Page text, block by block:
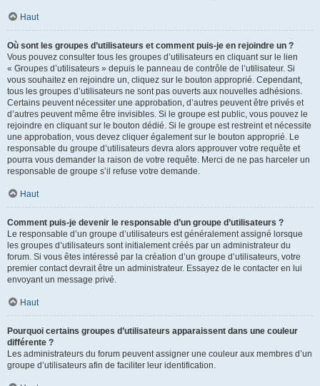
Haut
Où sont les groupes d’utilisateurs et comment puis-je en rejoindre un ?
Vous pouvez consulter tous les groupes d’utilisateurs en cliquant sur le lien
« Groupes d’utilisateurs » depuis le panneau de contrôle de l’utilisateur. Si
vous souhaitez en rejoindre un, cliquez sur le bouton approprié. Cependant,
tous les groupes d’utilisateurs ne sont pas ouverts aux nouvelles adhésions.
Certains peuvent nécessiter une approbation, d’autres peuvent être privés et
d’autres peuvent même être invisibles. Si le groupe est public, vous pouvez le
rejoindre en cliquant sur le bouton dédié. Si le groupe est restreint et nécessite
une approbation, vous devez cliquer également sur le bouton approprié. Le
responsable du groupe d’utilisateurs devra alors approuver votre requête et
pourra vous demander la raison de votre requête. Merci de ne pas harceler un
responsable de groupe s’il refuse votre demande.
Haut
Comment puis-je devenir le responsable d’un groupe d’utilisateurs ?
Le responsable d’un groupe d’utilisateurs est généralement assigné lorsque
les groupes d’utilisateurs sont initialement créés par un administrateur du
forum. Si vous êtes intéressé par la création d’un groupe d’utilisateurs, votre
premier contact devrait être un administrateur. Essayez de le contacter en lui
envoyant un message privé.
Haut
Pourquoi certains groupes d’utilisateurs apparaissent dans une couleur
différente ?
Les administrateurs du forum peuvent assigner une couleur aux membres d’un
groupe d’utilisateurs afin de faciliter leur identification.